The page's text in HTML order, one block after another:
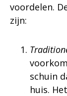
voordelen.
zijn:
schuin
huis.